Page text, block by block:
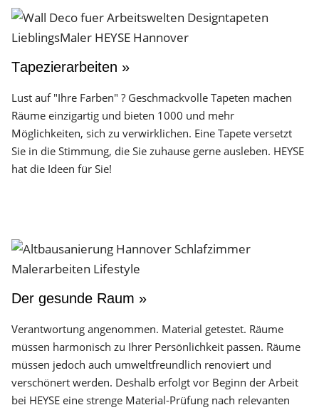
Tapezierarbeiten »
Lust auf "Ihre Farben" ? Geschmackvolle Tapeten machen
Räume einzigartig und bieten 1000 und mehr
Möglichkeiten, sich zu verwirklichen. Eine Tapete versetzt
Sie in die Stimmung, die Sie zuhause gerne ausleben. HEYSE
hat die Ideen für Sie!
Der gesunde Raum »
Verantwortung angenommen. Material getestet. Räume
müssen harmonisch zu Ihrer Persönlichkeit passen. Räume
müssen jedoch auch umweltfreundlich renoviert und
verschönert werden. Deshalb erfolgt vor Beginn der Arbeit
bei HEYSE eine strenge Material-Prüfung nach relevanten